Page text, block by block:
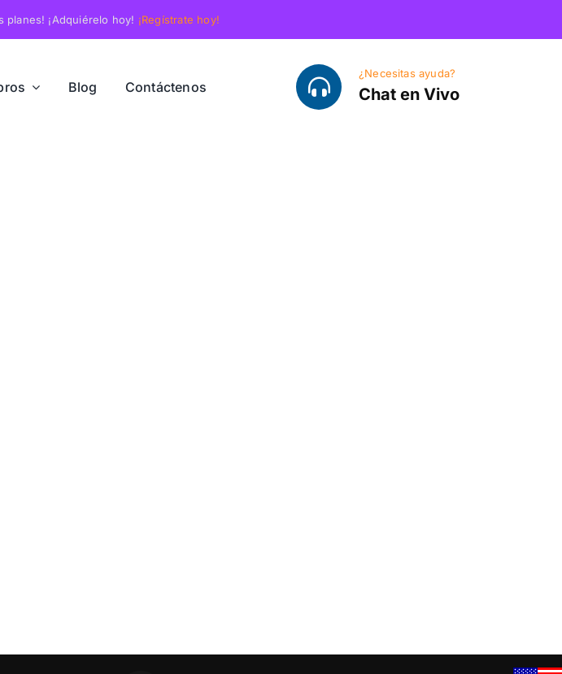
¡Adquiérelo hoy! ¡Regístrate hoy!
Blog Contáctenos
¿Necesitas ayuda?
Chat en Vivo